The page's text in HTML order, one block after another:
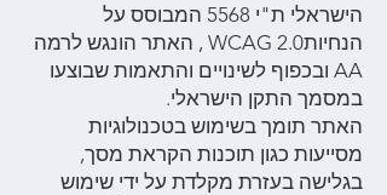
הישראלי ת"י 5568 המבוסס על
הנחיותWCAG 2.0 , האתר הונגש לרמה
AA ובכפוף לשינויים והתאמות שבוצעו
במסמך התקן הישראלי.
האתר תומך בשימוש בטכנולוגיות
מסייעות כגון תוכנות הקראת מסך,
בגלישה בעזרת מקלדת על ידי שימוש